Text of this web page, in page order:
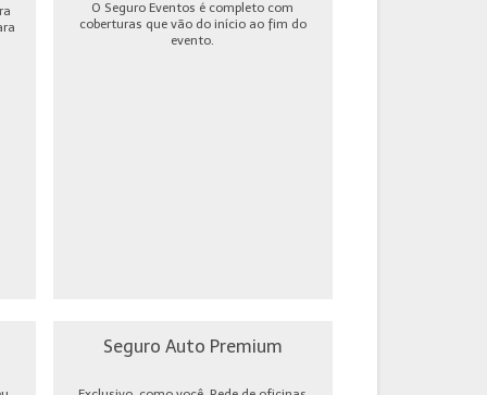
O Seguro Eventos é completo com
coberturas que vão do início ao fim do
evento.
Seguro Auto Premium